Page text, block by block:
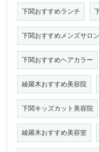
下関おすすめランチ
下関おすすめメンズサロン
下関おすすめヘアカラー
綾羅木おすすめ美容院
下関キッズカット美容院
綾羅木おすすめ美容室